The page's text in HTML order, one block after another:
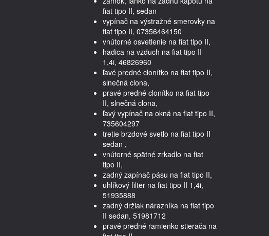
fiat tipo II, sedan
vypínač na výstražné smerovky na
fiat tipo II, 07356464150
vnútorné osvetlenie na fiat tipo II,
hadica na vzduch na fiat tipo II
1,4i, 46826960
ľavé predné clonítko na fiat tipo II,
slnečná clona,
pravé predné clonítko na fiat tipo
II, slnečná clona,
ľavý vypínač na okná na fiat tipo II,
735604297
tretie brzdové svetlo na fiat tipo II
sedan ,
vnútorné spätné zrkadlo na fiat
tipo II,
zadný zapínač pásu na fiat tipo II,
uhlíkový filter na fiat tipo II 1,4i,
51935888
zadný držiak nárazníka na fiat tipo
II sedan, 51981712
pravé predné ramienko stierača na